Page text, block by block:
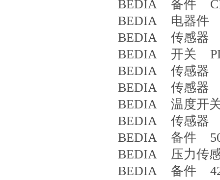
BEDIA 备件
BEDIA 电器件
BEDIA 传感器
BEDIA 开关
BEDIA 传感器
BEDIA 传感器
BEDIA 温度开
BEDIA 传感器
BEDIA 备件
BEDIA 压力传
BEDIA 备件